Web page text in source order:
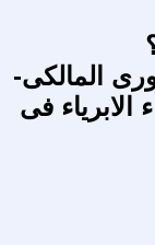
المالكى-
فى